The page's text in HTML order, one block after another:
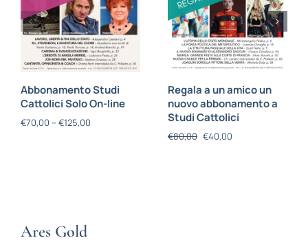
Abbonamento Studi
Cattolici Solo On-line
€70,00 – €125,00
Regala a un amico un
nuovo abbonamento a
Studi Cattolici
€80,00 €40,00
Ares Gold